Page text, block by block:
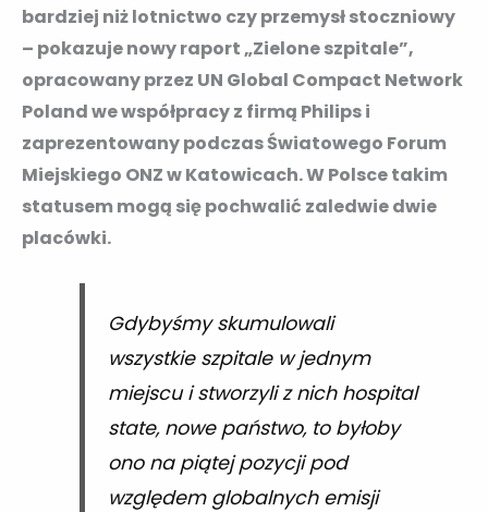
bardziej niż lotnictwo czy przemysł stoczniowy
– pokazuje nowy raport „Zielone szpitale”,
opracowany przez UN Global Compact Network
Poland we współpracy z firmą Philips i
zaprezentowany podczas Światowego Forum
Miejskiego ONZ w Katowicach. W Polsce takim
statusem mogą się pochwalić zaledwie dwie
placówki.
Gdybyśmy skumulowali
wszystkie szpitale w jednym
miejscu i stworzyli z nich hospital
state, nowe państwo, to byłoby
ono na piątej pozycji pod
względem globalnych emisji